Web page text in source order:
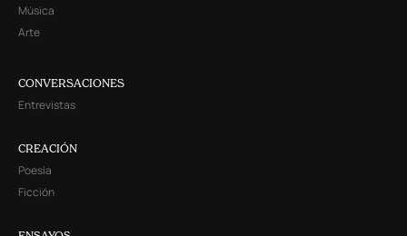
Música
Arte
CONVERSACIONES
Entrevistas
CREACIÓN
Poesía
Ficción